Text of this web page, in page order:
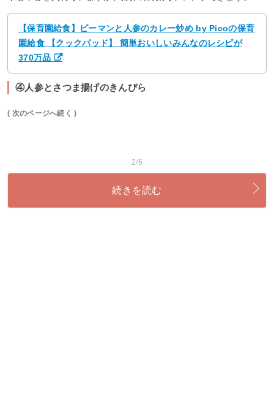
【保育園給食】ピーマンと人参のカレー炒め by Picoの保育
園給食 【クックパッド】 簡単おいしいみんなのレシピが
370万品
④人参とさつま揚げのきんぴら
( 次のページへ続く )
2/6
続きを読む